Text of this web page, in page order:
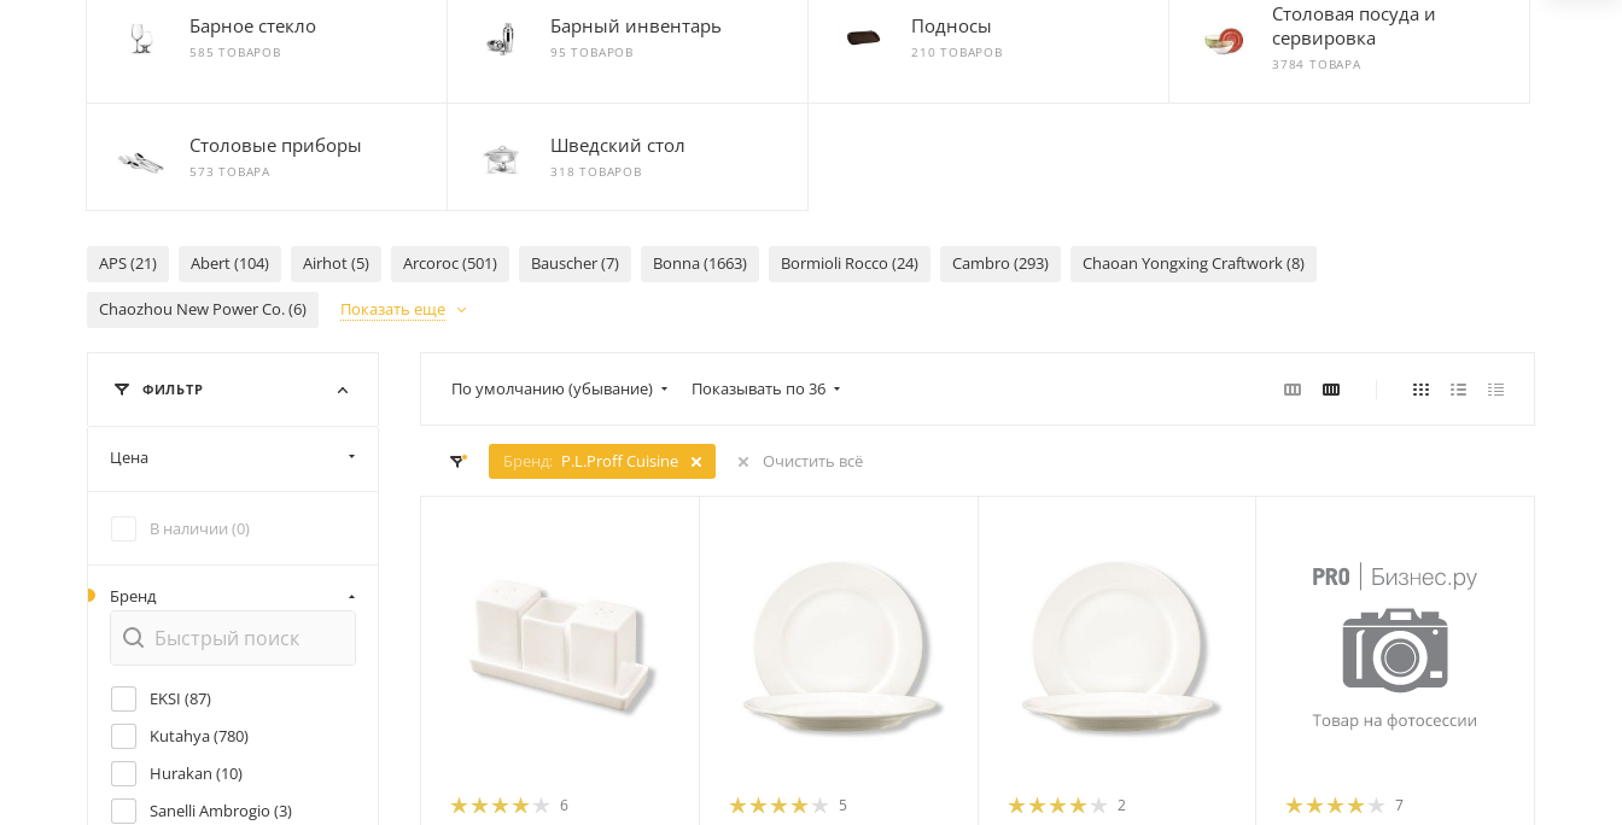
Барное стекло
585 ТОВАРОВ
Барный инвентарь
95 ТОВАРОВ
Подносы
210 ТОВАРОВ
Столовая посуда и
сервировка
3784 ТОВАРА
Столовые приборы
573 ТОВАРА
Шведский стол
318 ТОВАРОВ
APS (21) Abert (104) Airhot (5) Arcoroc (501) Bauscher (7) Bonna (1663) Bormioli Rocco (24) Cambro (293) Chaoan Yongxing Craftwork (8)
Chaozhou New Power Co. (6) Показать еще
По умолчанию (убывание) Показывать по 36
Бренд: P.L.Proff Cuisine Очистить всё
6 5 2 7
ФИЛЬТР
Цена
В наличии (0)
Бренд
EKSI (87)
Kutahya (780)
Hurakan (10)
Sanelli Ambrogio (3)